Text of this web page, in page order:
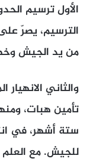
الأول ترسيم
من يد الجيش
والثاني
تأمين هبات،
ستة أشهر، في
للجيش. مع العلم